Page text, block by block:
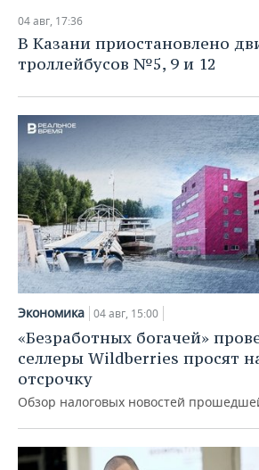
04 авг, 17:36
В Казани приостановлено
троллейбусов №5, 9 и 12
Экономика 04 авг, 15:00
«Безработных богачей»
селлеры Wildberries просят
отсрочку
Обзор налоговых новостей